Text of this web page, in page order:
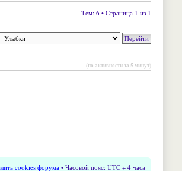
Тем: 6 • Страница 1 из 1
(по активности за 5 минут)
cookies форума• Часовой пояс: UTC + 4 часа